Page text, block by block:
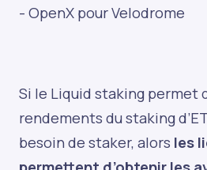
- OpenX pour Velodrome
Si le Liquid staking permet
rendements du staking
besoin de staker, alors les